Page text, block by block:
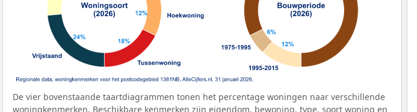
De vier bovenstaande taartdiagrammen tonen het percentage woningen naar verschillende
woningkenmerken. Beschikbare kenmerken zijn eigendom, bewoning, type, soort woning en